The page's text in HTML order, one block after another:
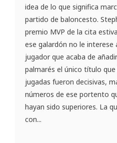
idea de lo que significa
partido de baloncesto.
premio MVP de la cita
ese galardón no le interese
jugador que acaba de
palmarés el único título
jugadas fueron decisivas,
números de ese portento
hayan sido superiores. La
con...